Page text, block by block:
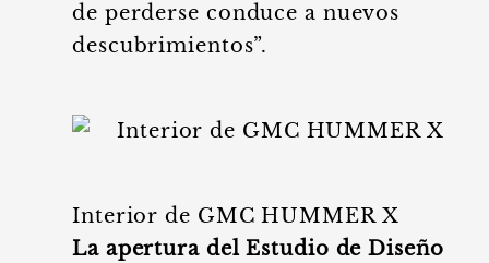
de perderse conduce a nuevos
descubrimientos”.
Interior de GMC HUMMER X
La apertura del Estudio de Diseño